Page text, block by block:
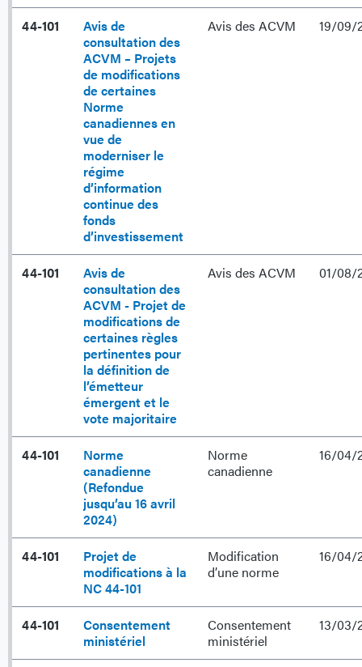
44-101
Avis de
consultation des
ACVM – Projets
de modifications
de certaines
Norme
canadiennes en
vue de
moderniser le
régime
d’information
continue des
fonds
d’investissement
Avis des ACVM 19/09/
44-101
Avis de
consultation des
ACVM - Projet de
modifications de
certaines règles
pertinentes pour
la définition de
l’émetteur
émergent et le
vote majoritaire
Avis des ACVM 01/08/
44-101
Norme
canadienne
(Refondue
jusqu’au 16 avril
2024)
Norme
canadienne
16/04/
44-101
Projet de
modifications à la
NC 44-101
Modification
d’une norme
16/04/
44-101
Consentement
ministériel
Consentement
ministériel
13/03/